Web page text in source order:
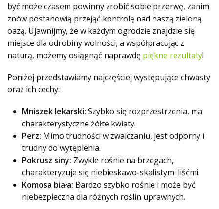
być może czasem powinny zrobić sobie przerwę, zanim
znów postanowią przejąć kontrolę nad naszą zieloną
oazą. Ujawnijmy, że w każdym ogrodzie znajdzie się
miejsce dla odrobiny wolności, a współpracując z
naturą, możemy osiągnąć naprawdę piękne rezultaty!
Poniżej przedstawiamy najczęściej występujące chwasty
oraz ich cechy:
Mniszek lekarski: Szybko się rozprzestrzenia, ma
charakterystyczne żółte kwiaty.
Perz: Mimo trudności w zwalczaniu, jest odporny i
trudny do wytępienia.
Pokrusz siny: Zwykle rośnie na brzegach,
charakteryzuje się niebieskawo-skalistymi liśćmi.
Komosa biała: Bardzo szybko rośnie i może być
niebezpieczna dla różnych roślin uprawnych.